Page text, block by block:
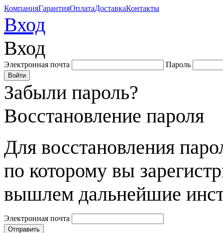
КомпанияГарантияОплатаДоставкаКонтакты
Вход
Вход
Электронная почта Пароль
Забыли пароль?
Восстановление пароля
Для восстановления
по которому вы
вышлем дальнейшие
Электронная почта